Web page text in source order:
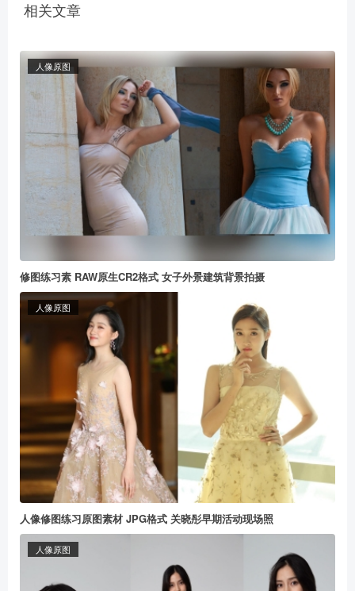
相关文章
人像原图
修图练习素 RAW原生CR2格式 女子外景建筑背景拍摄
人像原图
人像修图练习原图素材 JPG格式 关晓彤早期活动现场照
人像原图